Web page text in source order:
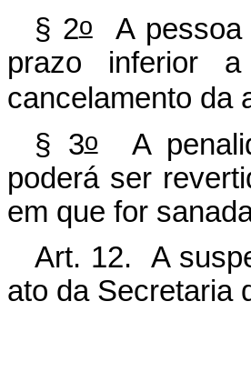
§ 2oA pessoa
prazo inferior
cancelamento da
§ 3oA
poderá ser
em que for
Art. 12. A
ato da Secretaria